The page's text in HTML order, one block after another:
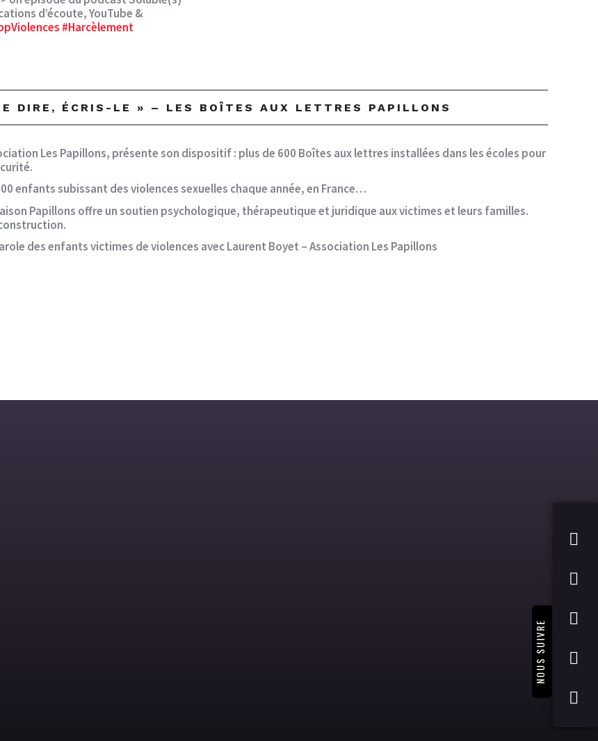
NOUS SUIVRE
d’écoute, YouTube &
#Harcèlement
DIRE, ÉCRIS-LE » – LES BOÎTES AUX LETTRES PAPILLONS
Les Papillons, présente son dispositif : plus de 600 Boîtes aux lettres installées dans les écoles pour
enfants subissant des violences sexuelles chaque année, en France…
Papillons offre un soutien psychologique, thérapeutique et juridique aux victimes et leurs familles.
des enfants victimes de violences avec Laurent Boyet – Association Les Papillons